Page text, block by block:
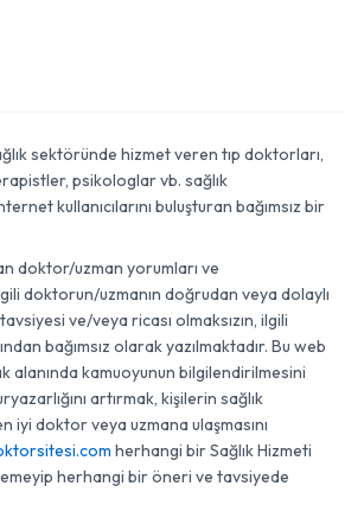
sektöründe hizmet veren tıp doktorları,
psikologlar vb. sağlık
kullanıcılarını buluşturan bağımsız bir
doktor/uzman yorumları ve
doktorun/uzmanın doğrudan veya dolaylı
ve/veya ricası olmaksızın, ilgili
bağımsız olarak yazılmaktadır. Bu web
alanında kamuoyunun bilgilendirilmesini
artırmak, kişilerin sağlık
iyi doktor veya uzmana ulaşmasını
herhangi bir Sağlık Hizmeti
herhangi bir öneri ve tavsiyede